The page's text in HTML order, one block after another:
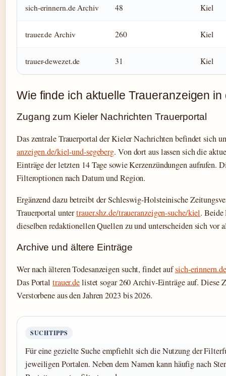
sich-erinnern.de Archiv 48 Kiel
trauer.de Archiv 260 Kiel
trauer-dewezet.de 31 Kiel
Wie finde ich aktuelle Traueranzeigen
Zugang zum Kieler Nachrichten Trauerportal
Das zentrale Trauerportal der Kieler Nachrichten befindet sich
anzeigen.de/kiel-und-segeberg. Von dort aus lassen sich die
Einträge der letzten 14 Tage sowie Kerzenzündungen aufrufen.
Filteroptionen nach Datum und Region.
Ergänzend dazu betreibt der Schleswig-Holsteinische
Trauerportal untertrauer.shz.de/traueranzeigen-suche/kiel. Beide
dieselben redaktionellen Quellen zu und unterscheiden sich vor
Archive und ältere Einträge
Wer nach älteren Todesanzeigen sucht, findet aufsich-erinnern.de
Das Portal trauer.delistet sogar 260 Archiv-Einträge auf. Diese
Verstorbene aus den Jahren 2023 bis 2026.
SUCHTIPPS
Für eine gezielte Suche empfiehlt sich die Nutzung der
jeweiligen Portalen. Neben dem Namen kann häufig nach